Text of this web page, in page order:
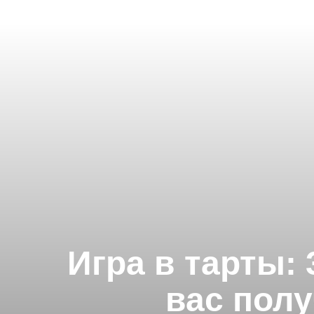
Игра в тарты:
вас